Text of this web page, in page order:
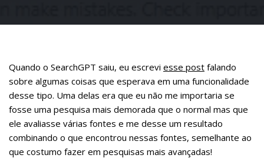
Quando o SearchGPT saiu, eu escrevi esse post falando
sobre algumas coisas que esperava em uma funcionalidade
desse tipo. Uma delas era que eu não me importaria se
fosse uma pesquisa mais demorada que o normal mas que
ele avaliasse várias fontes e me desse um resultado
combinando o que encontrou nessas fontes, semelhante ao
que costumo fazer em pesquisas mais avançadas!